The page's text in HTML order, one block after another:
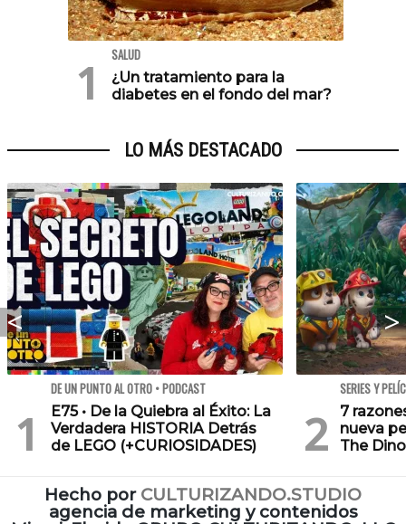
SALUD
¿Un tratamiento para la
diabetes en el fondo del mar?
LO MÁS DESTACADO
DE UN PUNTO AL OTRO • PODCAST
E75 • De la Quiebra al Éxito: La
Verdadera HISTORIA Detrás
de LEGO (+CURIOSIDADES)
SERIES Y
7
nueva
The
Hecho por CULTURIZANDO.STUDIO
agencia de marketing y contenidos